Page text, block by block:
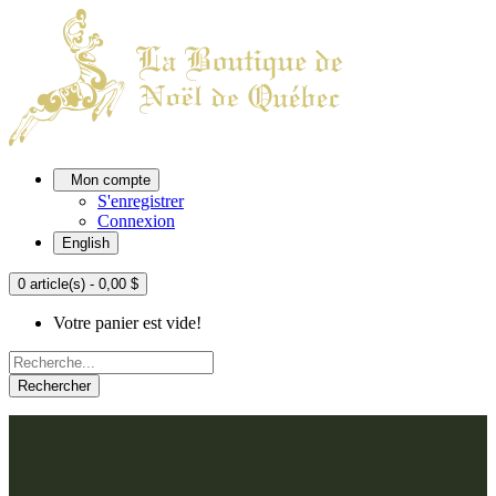
Mon compte
S'enregistrer
Connexion
English
0 article(s) - 0,00 $
Votre panier est vide!
Rechercher